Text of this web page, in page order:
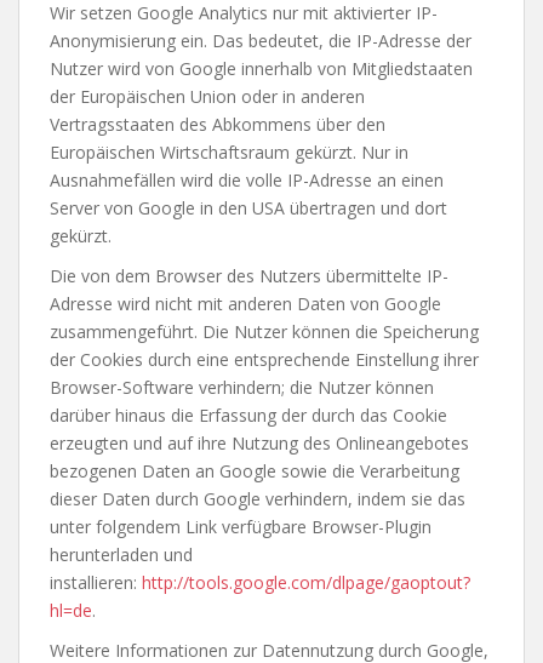
Wir setzen Google Analytics nur mit aktivierter IP-
Anonymisierung ein. Das bedeutet, die IP-Adresse der
Nutzer wird von Google innerhalb von Mitgliedstaaten
der Europäischen Union oder in anderen
Vertragsstaaten des Abkommens über den
Europäischen Wirtschaftsraum gekürzt. Nur in
Ausnahmefällen wird die volle IP-Adresse an einen
Server von Google in den USA übertragen und dort
gekürzt.
Die von dem Browser des Nutzers übermittelte IP-
Adresse wird nicht mit anderen Daten von Google
zusammengeführt. Die Nutzer können die Speicherung
der Cookies durch eine entsprechende Einstellung ihrer
Browser-Software verhindern; die Nutzer können
darüber hinaus die Erfassung der durch das Cookie
erzeugten und auf ihre Nutzung des Onlineangebotes
bezogenen Daten an Google sowie die Verarbeitung
dieser Daten durch Google verhindern, indem sie das
unter folgendem Link verfügbare Browser-Plugin
herunterladen und
installieren: http://tools.google.com/dlpage/gaoptout?
hl=de.
Weitere Informationen zur Datennutzung durch Google,